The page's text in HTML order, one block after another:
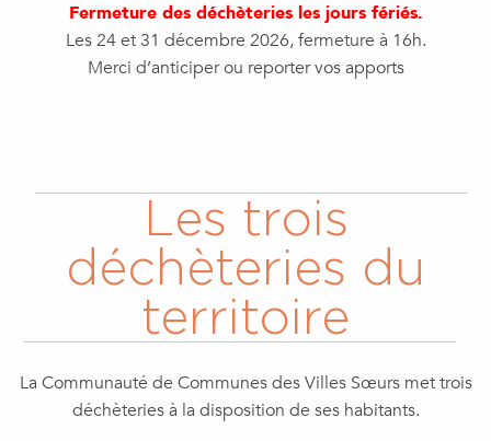
Déchèterie Beauchamps
Déchèterie Le Tréport
Fermeture des déchèteries les jours fériés.
Les 24 et 31 décembre 2026, fermeture à 16h.
Merci d’anticiper ou reporter vos apports
Les trois
déchèteries du
territoire
La Communauté de Communes des Villes Sœurs met trois
déchèteries à la disposition de ses habitants.